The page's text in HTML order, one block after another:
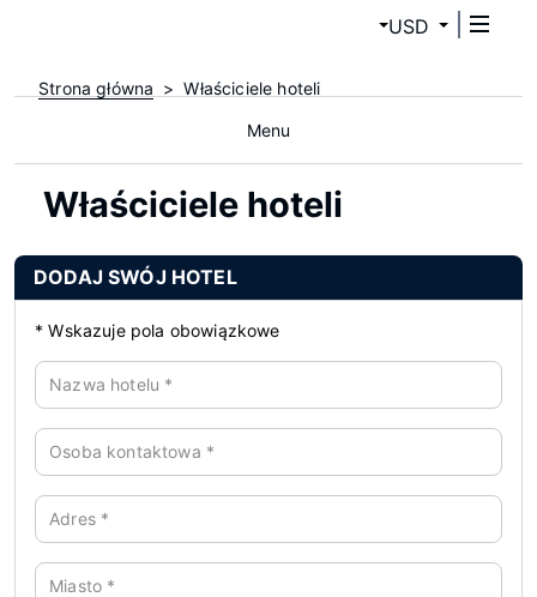
USD
Strona główna Właściciele hoteli
Menu
Właściciele hoteli
DODAJ SWÓJ HOTEL
* Wskazuje pola obowiązkowe
Nazwa hotelu *
Osoba kontaktowa *
Adres *
Miasto *